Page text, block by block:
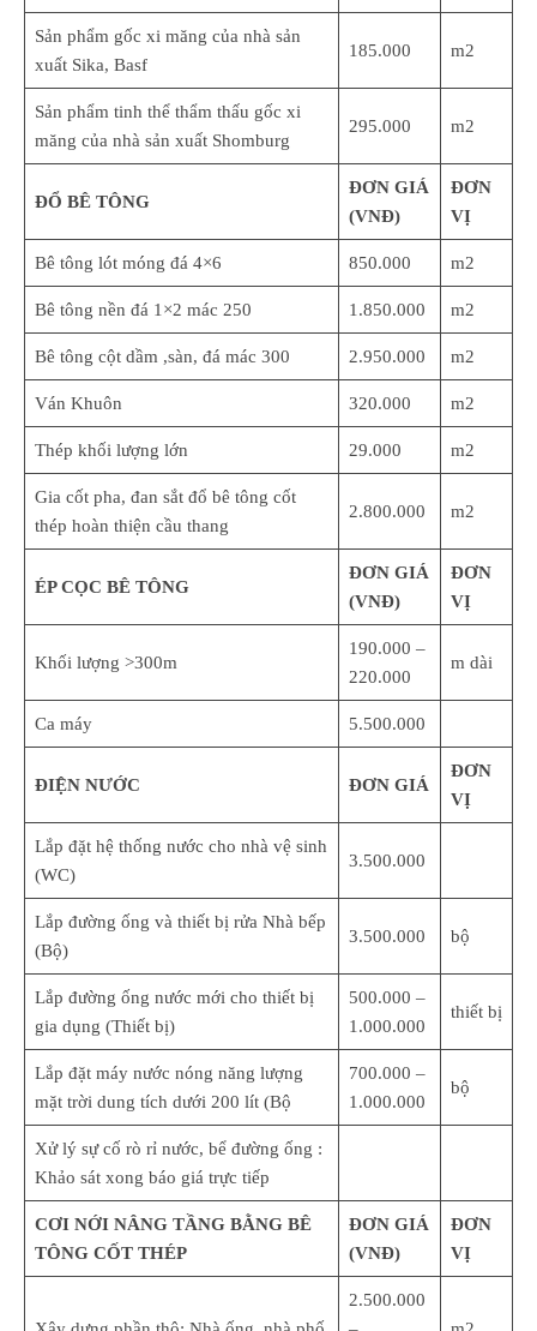
Sản phẩm gốc xi măng của nhà sản
xuất Sika, Basf
185.000 m2
Sản phẩm tinh thể thẩm thấu gốc xi
măng của nhà sản xuất Shomburg
295.000 m2
ĐỔ BÊ TÔNG
ĐƠN GIÁ
(VNĐ)
ĐƠN
VỊ
Bê tông lót móng đá 4×6 850.000 m2
Bê tông nền đá 1×2 mác 250 1.850.000 m2
Bê tông cột dầm ,sàn, đá mác 300 2.950.000 m2
Ván Khuôn 320.000 m2
Thép khối lượng lớn 29.000 m2
Gia cốt pha, đan sắt đổ bê tông cốt
thép hoàn thiện cầu thang
2.800.000 m2
ÉP CỌC BÊ TÔNG
ĐƠN GIÁ
(VNĐ)
ĐƠN
VỊ
Khối lượng >300m
190.000 –
220.000
m dài
Ca máy 5.500.000
ĐIỆN NƯỚC ĐƠN GIÁ
ĐƠN
VỊ
Lắp đặt hệ thống nước cho nhà vệ sinh
(WC)
3.500.000
Lắp đường ống và thiết bị rửa Nhà bếp
(Bộ)
3.500.000 bộ
Lắp đường ống nước mới cho thiết bị
gia dụng (Thiết bị)
500.000 –
1.000.000
thiết bị
Lắp đặt máy nước nóng năng lượng
mặt trời dung tích dưới 200 lít (Bộ
700.000 –
1.000.000
bộ
Xử lý sự cố rò rỉ nước, bể đường ống :
Khảo sát xong báo giá trực tiếp
CƠI NỚI NÂNG TẦNG BẰNG BÊ
TÔNG CỐT THÉP
ĐƠN GIÁ
(VNĐ)
ĐƠN
VỊ
2.500.000